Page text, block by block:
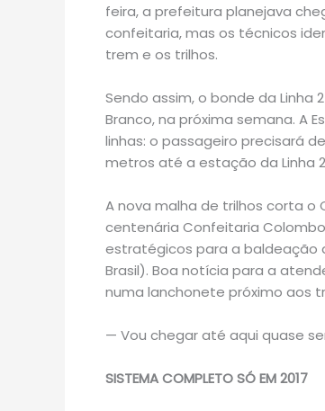
feira, a prefeitura planejava
confeitaria, mas os técnicos
trem e os trilhos.
Sendo assim, o bonde da Linha
Branco, na próxima semana. A
linhas: o passageiro precisará
metros até a estação da Linha
A nova malha de trilhos corta
centenária Confeitaria
estratégicos para a baldeação
Brasil). Boa notícia para a
numa lanchonete próximo aos
— Vou chegar até aqui quase
SISTEMA COMPLETO SÓ EM 2017